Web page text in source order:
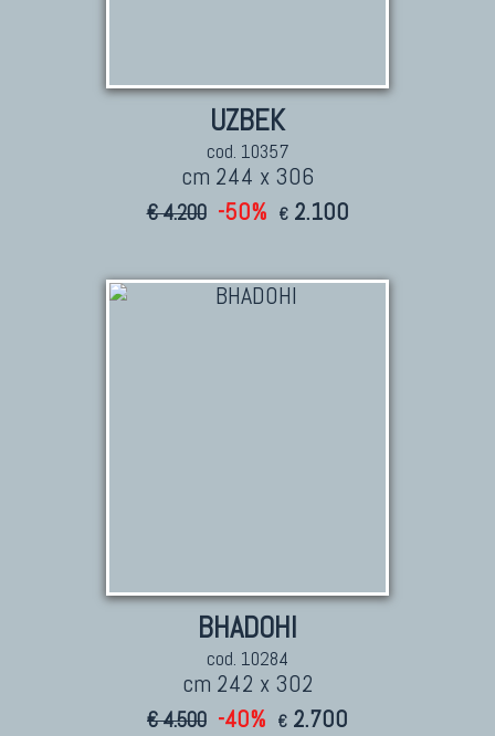
UZBEK
cod. 10357
cm 244 x 306
€ 4.200 -50% € 2.100
BHADOHI
cod. 10284
cm 242 x 302
€ 4.500 -40% € 2.700